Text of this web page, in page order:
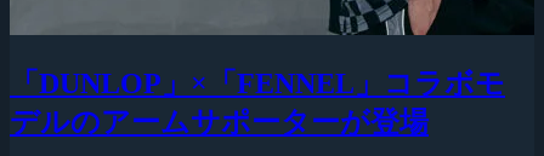
「DUNLOP」×「FENNEL」コラボモ
デルのアームサポーターが登場